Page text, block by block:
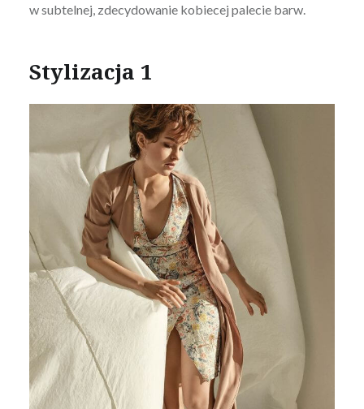
w subtelnej, zdecydowanie kobiecej palecie barw.
Stylizacja 1